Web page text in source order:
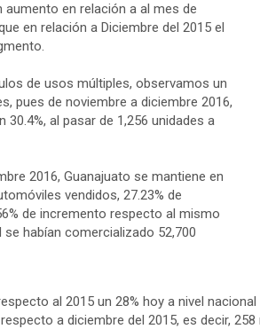
en relación a al mes de
en relación a Diciembre del 2015 el
de usos múltiples, observamos un
pues de noviembre a diciembre 2016,
al pasar de 1,256 unidades a
2016, Guanajuato se mantiene en
vendidos, 27.23% de
de incremento respecto al mismo
habían comercializado 52,700
al 2015 un 28% hoy a nivel
a diciembre del 2015, es decir,